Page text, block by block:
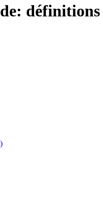
définitions